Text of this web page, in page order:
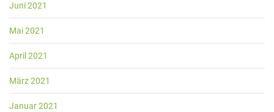
Juni 2021
Mai 2021
April 2021
März 2021
Januar 2021